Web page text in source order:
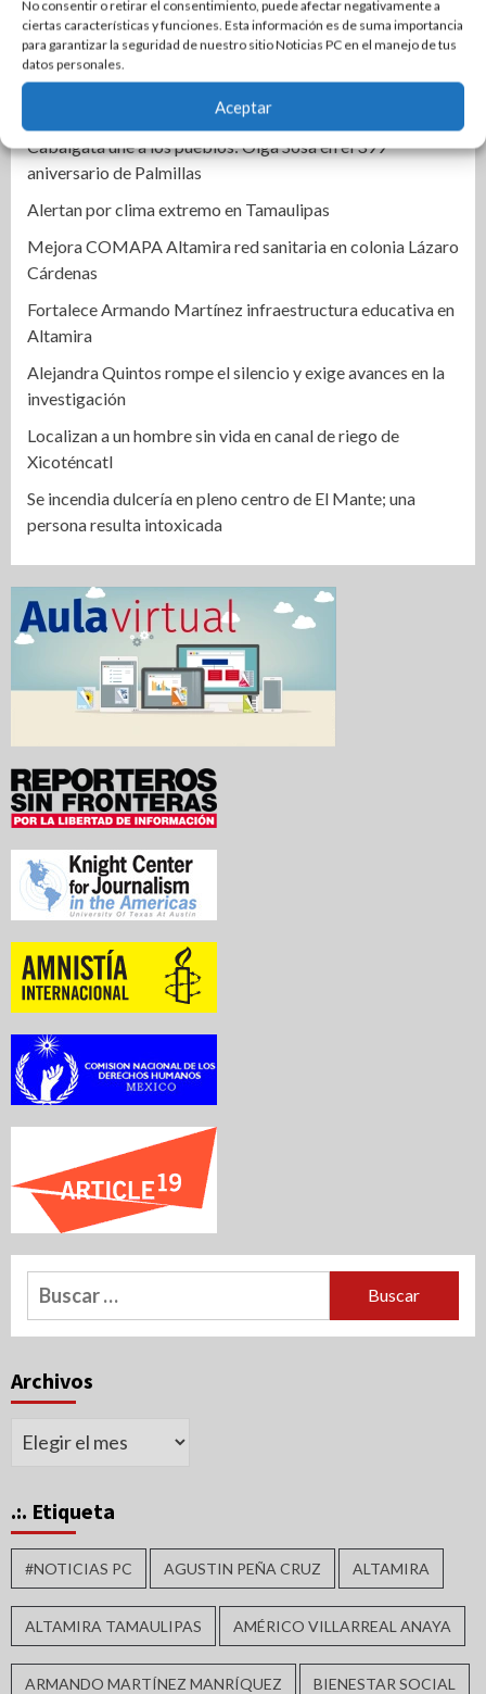
No consentir o retirar el consentimiento, puede afectar negativamente a
ciertas características y funciones. Esta información es de suma importancia
para garantizar la seguridad de nuestro sitio Noticias PC en el manejo de tus
datos personales.
Aceptar
Mónica Villarreal impulsa la transformación de la entrada
al Centro Histórico de Tampico
Activa IMSS protocolos por embarazo de niña de 11 años
Cabalgata une a los pueblos: Olga Sosa en el 399
aniversario de Palmillas
Alertan por clima extremo en Tamaulipas
Mejora COMAPA Altamira red sanitaria en colonia Lázaro
Cárdenas
Fortalece Armando Martínez infraestructura educativa en
Altamira
Alejandra Quintos rompe el silencio y exige avances en la
investigación
Localizan a un hombre sin vida en canal de riego de
Xicoténcatl
Se incendia dulcería en pleno centro de El Mante; una
persona resulta intoxicada
Buscar:
Archivos
Archivos
.:. Etiqueta
#NOTICIAS PC AGUSTIN PEÑA CRUZ ALTAMIRA
ALTAMIRA TAMAULIPAS AMÉRICO VILLARREAL ANAYA
ARMANDO MARTÍNEZ MANRÍQUEZ BIENESTAR SOCIAL